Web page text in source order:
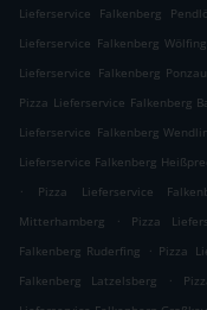
Lieferservice Falkenberg
Lieferservice Falkenberg Wölfing
Lieferservice Falkenberg
Pizza Lieferservice Falkenberg
Lieferservice Falkenberg
Lieferservice Falkenberg
.
Pizza Lieferservice
Mitterhamberg
. Pizza
Falkenberg Ruderfing
. Pizza
Falkenberg Latzelsberg
.